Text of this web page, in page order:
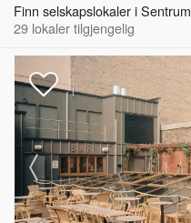
Finn selskapslokaler i Sentrum
29 lokaler tilgjengelig